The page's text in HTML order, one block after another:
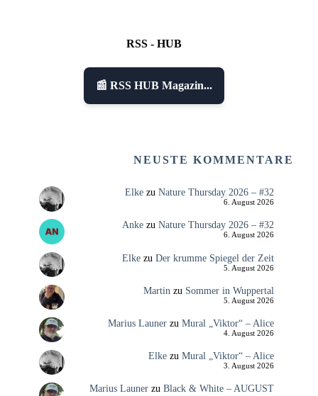
RSS - HUB
📰 RSS HUB Magazin...
NEUSTE KOMMENTARE
Elkezu Nature Thursday 2026 – #32
6. August 2026
Ankezu Nature Thursday 2026 – #32
6. August 2026
Elkezu Der krumme Spiegel der Zeit
5. August 2026
Martin zu Sommer in Wuppertal
5. August 2026
Marius Launerzu Mural „Viktor“ – Alice
4. August 2026
Elkezu Mural „Viktor“ – Alice
3. August 2026
Marius Launerzu Black & White – AUGUST